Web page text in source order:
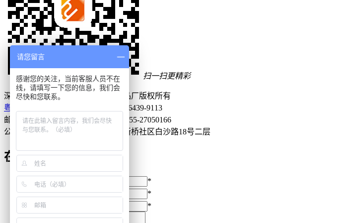
扫一扫更精彩
深圳市宝安区燕罗华银精密五金制品厂版权所有
粤ICP备15099713号
服务热线：186-6439-9113
邮箱： hyzb@huayin99.com传真：0755-27050166
公司地址：深圳市宝安区新桥街道新桥社区白沙路18号二层
在线留言
姓 名：
*
电 话：
*
邮 箱：
*
请您留言
感谢您的关注，当前客服人员不在
线，请填写一下您的信息，我们会
尽快和您联系。